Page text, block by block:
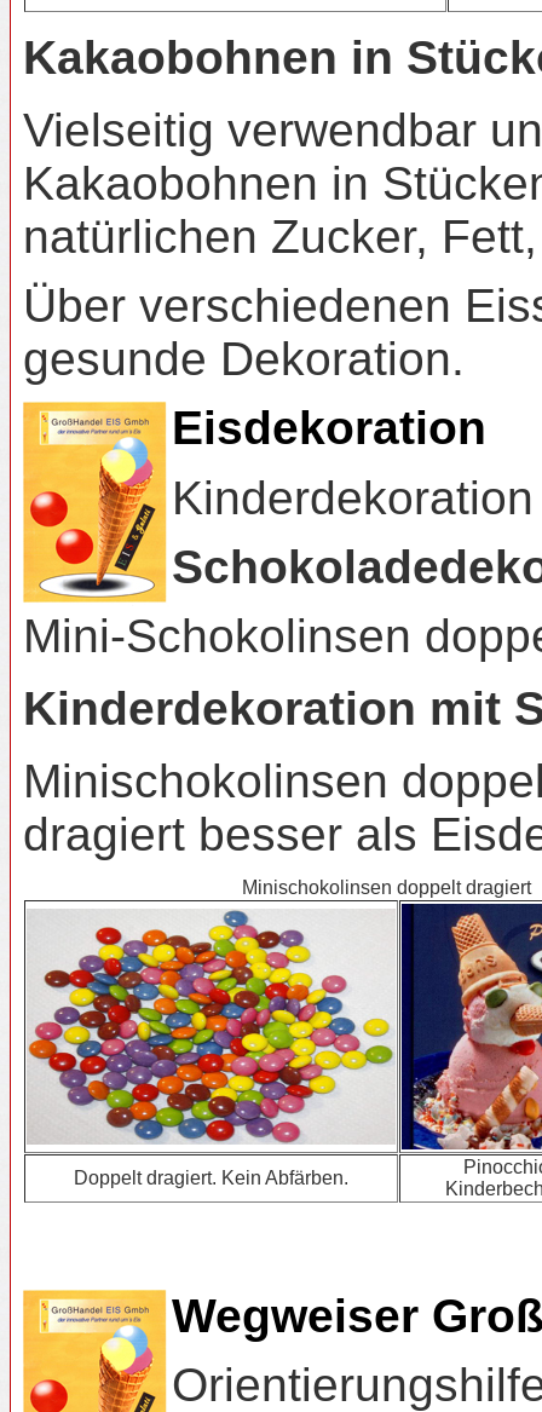
Kakaobohnen in
Vielseitig verwendbar
Kakaobohnen in
natürlichen Zucker,
Über verschiedenen
gesunde Dekoration.
Eisdekoration
Kinderdekoration
Mini-Schokolinsen
Kinderdekoration mit
Minischokolinsen
dragiert besser als
Minischokolinsen doppelt dragiert
Doppelt dragiert. Kein Abfärben.
Wegweiser